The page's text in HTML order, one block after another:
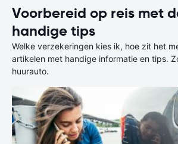
Voorbereid op reis met
handige tips
Welke verzekeringen kies ik, hoe zit het
artikelen met handige informatie en tips.
huurauto.